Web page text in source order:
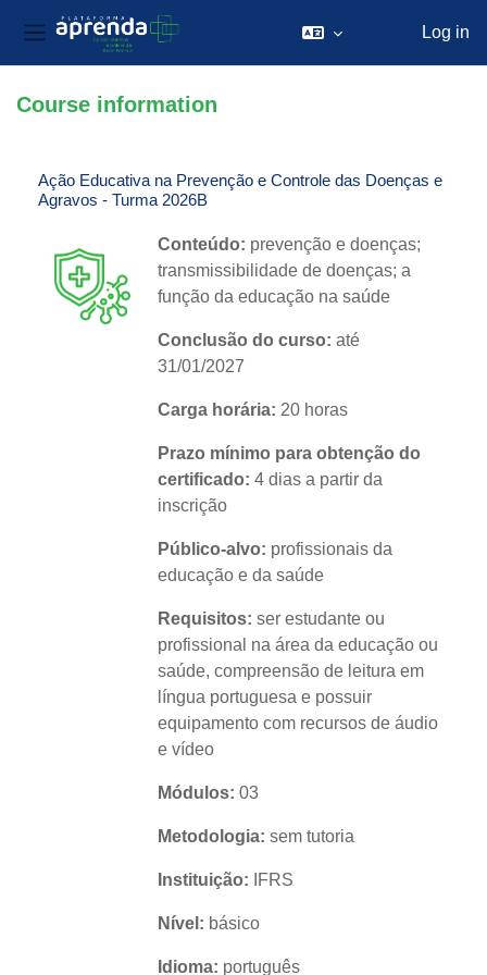
Side panel
Log in
Course information
Ação Educativa na Prevenção e Controle das Doenças e
Agravos - Turma 2026B
Conteúdo: prevenção e doenças;
transmissibilidade de doenças; a
função da educação na saúde
Conclusão do curso: até
31/01/2027
Carga horária: 20 horas
Prazo mínimo para obtenção do
certificado: 4 dias a partir da
inscrição
Público-alvo: profissionais da
educação e da saúde
Requisitos: ser estudante ou
profissional na área da educação ou
saúde, compreensão de leitura em
língua portuguesa e possuir
equipamento com recursos de áudio
e vídeo
Módulos: 03
Metodologia: sem tutoria
Instituição: IFRS
Nível: básico
Idioma: português